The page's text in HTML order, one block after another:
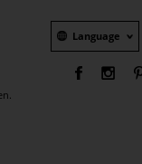
Sprachauswahl
Language